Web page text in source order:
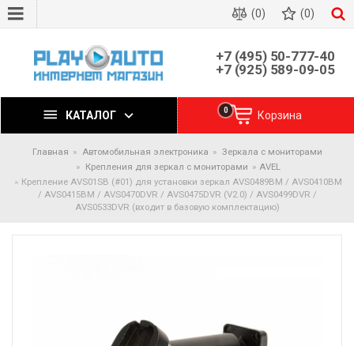
(0) (0)
+7 (495) 50-777-40
+7 (925) 589-09-05
КАТАЛОГ Корзина
0
Главная Автомобильная электроника
Зеркала с мониторами
Крепления для зеркал с мониторами
AVEL
Крепление AVS01SB (#01) для установки зеркал AVS0489BM / AVS0410BM
/ AVS0415BM / AVS0470DVR / AVS0475DVR (V2.0) / AVS0499DVR /
AVS0533DVR (входит в базовую комплектацию)